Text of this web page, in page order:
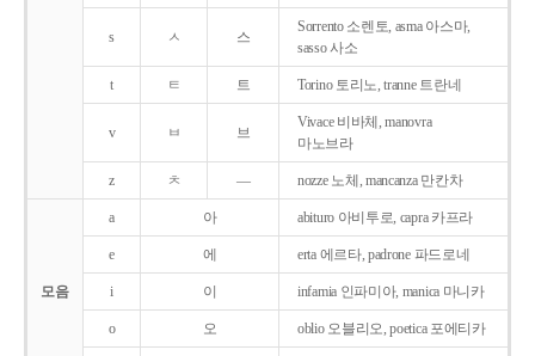
s ㅅ 스
Sorrento 소렌토, asma 아스마,
sasso 사소
t ㅌ 트 Torino 토리노, tranne 트란네
v ㅂ 브
Vivace 비바체, manovra
마노브라
z ㅊ ― nozze 노체, mancanza 만칸차
모음
a 아 abituro 아비투로, capra 카프라
e 에 erta 에르타, padrone 파드로네
i 이 infamia 인파미아, manica 마니카
o 오 oblio 오블리오, poetica 포에티카